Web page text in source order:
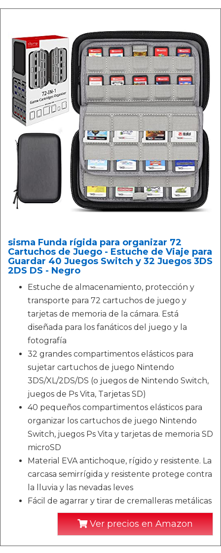
sisma Funda rígida para organizar 72
Cartuchos de Juego - Estuche de Viaje para
Guardar 40 Juegos Switch y 32 Juegos 3DS
2DS DS - Negro
Estuche de almacenamiento, protección y
transporte para 72 cartuchos de juego y
tarjetas de memoria de la cámara. Está
diseñada para los fanáticos del juego y la
fotografía
32 grandes compartimentos elásticos para
sujetar cartuchos de juego Nintendo
3DS/XL/2DS/DS (o juegos de Nintendo Switch,
juegos de Ps Vita, Tarjetas SD)
40 pequeños compartimentos elásticos para
organizar los cartuchos de juego Nintendo
Switch, juegos Ps Vita y tarjetas de memoria SD
microSD
Material EVA antichoque, rígido y resistente. La
carcasa semirrígida y resistente protege contra
la lluvia y las nevadas leves
Fácil de agarrar y tirar de cremalleras metálicas
Ver precios en Amazon